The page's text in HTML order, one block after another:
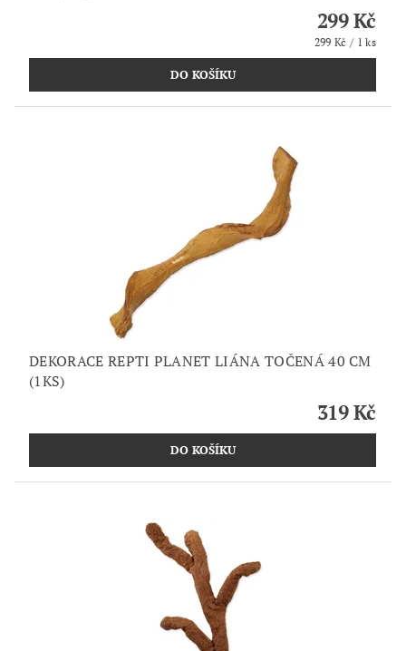
299 Kč
299 Kč / 1 ks
DEKORACE REPTI PLANET LIÁNA TOČENÁ 40 CM
(1KS)
319 Kč